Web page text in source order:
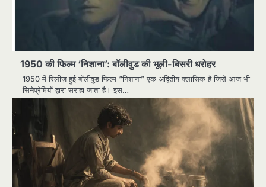
1950 की फिल्म ‘निशाना’: बॉलीवुड की भूली-बिसरी धरोहर
1950 में रिलीज़ हुई बॉलीवुड फिल्म “निशाना” एक अद्वितीय क्लासिक है जिसे आज भी
सिनेप्रेमियों द्वारा सराहा जाता है। इस…